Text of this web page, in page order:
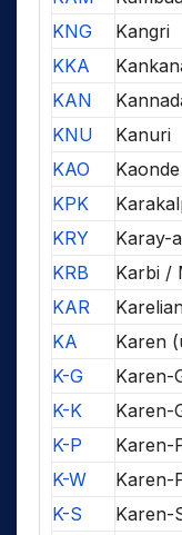
KNG
Kangri
KKA
KAN
KNU
Kanuri
KAO
Kaonde
KPK
KRY
Karay-a
KRB
Karbi /
KAR
KA
Karen
K-G
Karen-
K-K
Karen-
K-P
Karen-
K-W
Karen-
K-S
Karen-